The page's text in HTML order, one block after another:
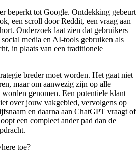
beperkt tot Google. Ontdekking gebeurt
een scroll door Reddit, een vraag aan
Onderzoek laat zien dat gebruikers
media en AI-tools gebruiken als
in plaats van een traditionele
breder moet worden. Het gaat niet
maar om aanwezig zijn op alle
genomen. Een potentiele klant
over jouw vakgebied, vervolgens op
en daarna aan ChatGPT vraagt of
een compleet ander pad dan de
toe?